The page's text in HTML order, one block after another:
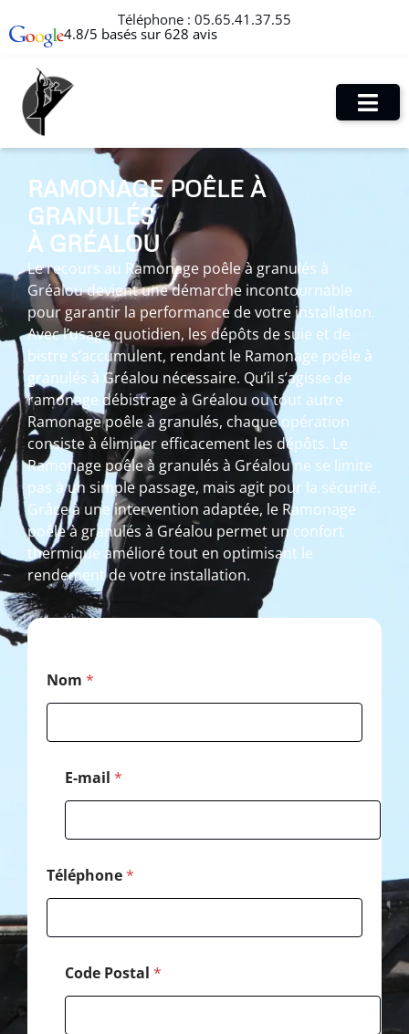
Téléphone : 05.65.41.37.55
4.8/5 basés sur 628 avis
RAMONAGE POÊLE À
GRANULÉS
À GRÉALOU
Le recours au Ramonage poêle à granulés à
Gréalou devient une démarche incontournable
pour garantir la performance de votre installation.
Avec l’usage quotidien, les dépôts de suie et de
bistre s’accumulent, rendant le Ramonage poêle à
granulés à Gréalou nécessaire. Qu’il s’agisse de
ramonage débistrage à Gréalou ou tout autre
Ramonage poêle à granulés, chaque opération
consiste à éliminer efficacement les dépôts. Le
Ramonage poêle à granulés à Gréalou ne se limite
pas à un simple passage, mais agit pour la sécurité.
Grâce à une intervention adaptée, le Ramonage
poêle à granulés à Gréalou permet un confort
thermique amélioré tout en optimisant le
rendement de votre installation.
Nom *
n
C
E-mail *
Téléphone*
Code Postal *